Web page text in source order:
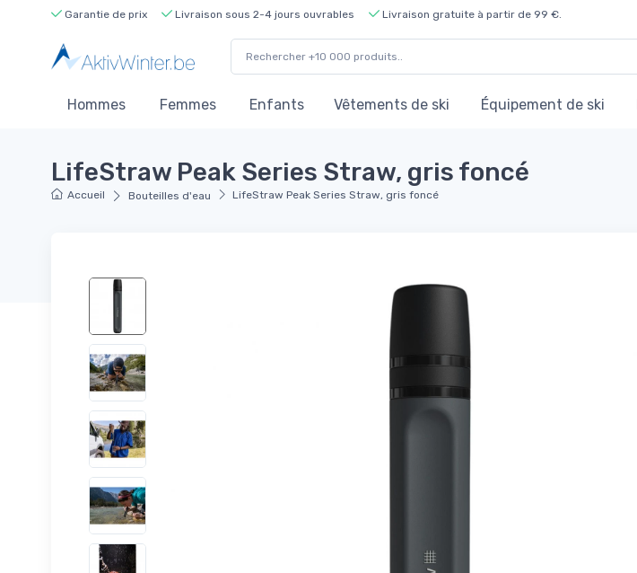
Garantie de prix Livraison sous 2-4 jours ouvrables Livraison gratuite à partir de 99 €.
Hommes Femmes Enfants Vêtements de ski Équipement de ski
LifeStraw Peak Series Straw, gris foncé
Accueil Bouteilles d'eau LifeStraw Peak Series Straw, gris foncé